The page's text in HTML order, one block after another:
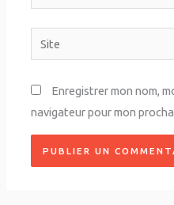
mail*
Site
Enregistrer mon nom,
navigateur pour mon